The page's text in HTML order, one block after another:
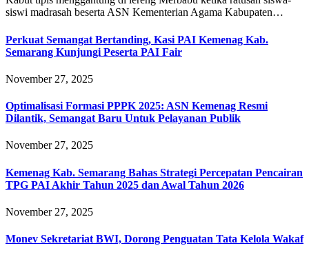
siswi madrasah beserta ASN Kementerian Agama Kabupaten…
Perkuat Semangat Bertanding, Kasi PAI Kemenag Kab.
Semarang Kunjungi Peserta PAI Fair
November 27, 2025
Optimalisasi Formasi PPPK 2025: ASN Kemenag Resmi
Dilantik, Semangat Baru Untuk Pelayanan Publik
November 27, 2025
Kemenag Kab. Semarang Bahas Strategi Percepatan Pencairan
TPG PAI Akhir Tahun 2025 dan Awal Tahun 2026
November 27, 2025
Monev Sekretariat BWI, Dorong Penguatan Tata Kelola Wakaf